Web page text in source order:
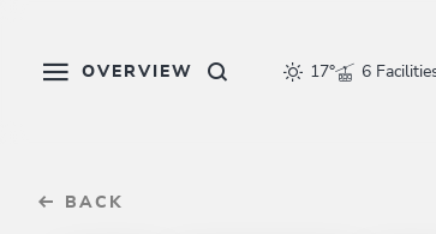
OVERVIEW 17° 6
BACK